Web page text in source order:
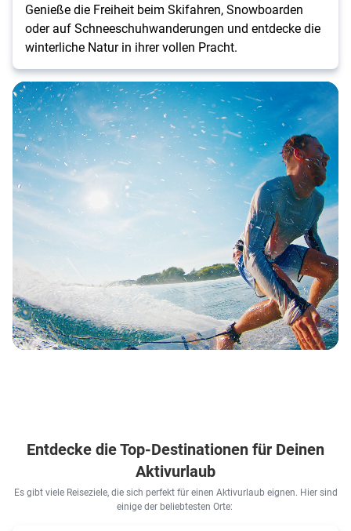
Genieße die Freiheit beim Skifahren, Snowboarden
oder auf Schneeschuhwanderungen und entdecke die
winterliche Natur in ihrer vollen Pracht.
Entdecke die Top-Destinationen für Deinen
Aktivurlaub
Es gibt viele Reiseziele, die sich perfekt für einen Aktivurlaub eignen. Hier sind
einige der beliebtesten Orte: